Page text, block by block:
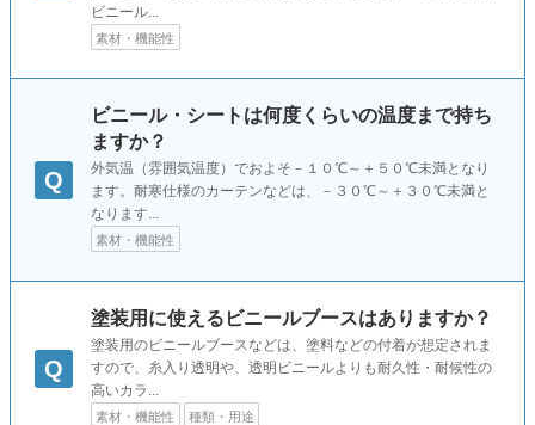
ビニール...
素材・機能性
Q
ビニール・シートは何度くらいの温度まで持ち
ますか？
外気温（雰囲気温度）でおよそ－１０℃～＋５０℃未満となり
ます。耐寒仕様のカーテンなどは、－３０℃～＋３０℃未満と
なります...
素材・機能性
Q
塗装用に使えるビニールブースはありますか？
塗装用のビニールブースなどは、塗料などの付着が想定されま
すので、糸入り透明や、透明ビニールよりも耐久性・耐候性の
高いカラ...
素材・機能性 種類・用途